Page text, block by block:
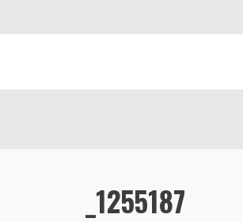
_1255187